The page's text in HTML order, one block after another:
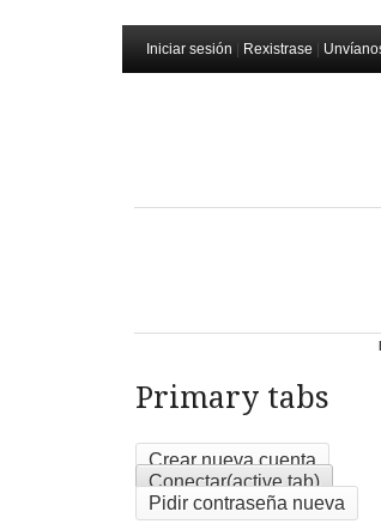
Iniciar sesión Rexistrase
Primary tabs
Crear nueva cuenta
Conectar(active tab)
Pidir contraseña nueva